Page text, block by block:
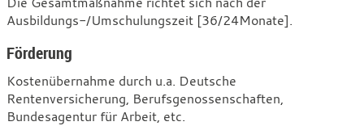
Ausbildungs-/Umschulungszeit [36/24Monate].
Förderung
Kostenübernahme durch u.a. Deutsche
Rentenversicherung, Berufsgenossenschaften,
Bundesagentur für Arbeit, etc.